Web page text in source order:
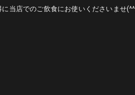
当店でのご飲食にお使いくださいませ